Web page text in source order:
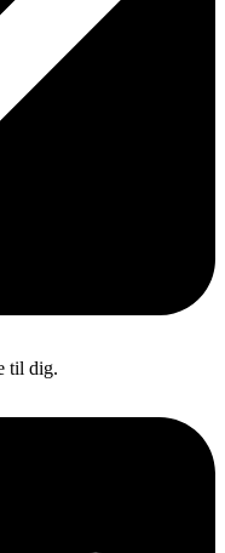
til dig.